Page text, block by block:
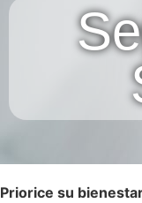
Priorice su